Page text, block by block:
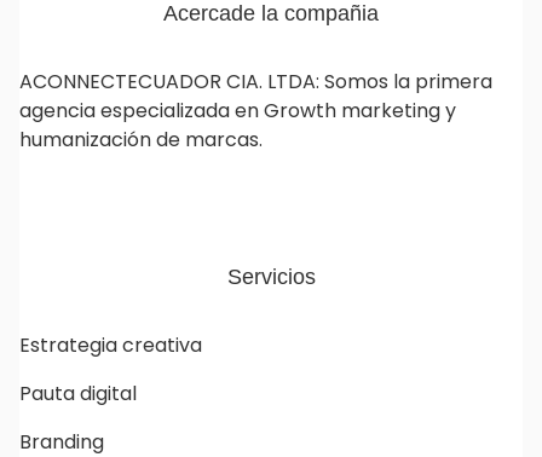
Acercade la compañia
ACONNECTECUADOR CIA. LTDA: Somos la primera
agencia especializada en Growth marketing y
humanización de marcas.
Servicios
Estrategia creativa
Pauta digital
Branding